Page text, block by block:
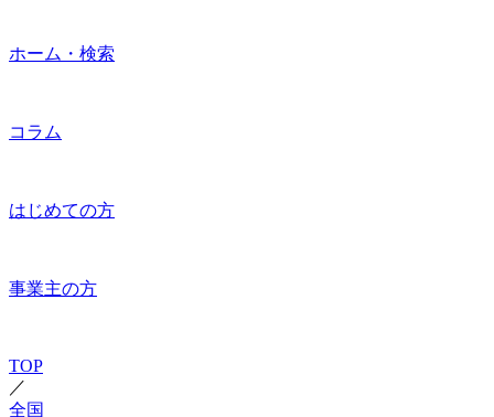
ホーム・検索
コラム
はじめての方
事業主の方
TOP
／
全国